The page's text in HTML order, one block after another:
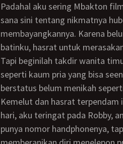
Padahal aku sering Mbakton film bokep, baca cerita-cerita dewasa dan dengar dari
sana sini tentang nikmatnya
membayangkannya. Karena
batinku, hasrat untuk
Tapi beginilah takdir wanita timur. Sekalipun ada hasrat yang terpendam, aku tak bisa
seperti kaum pria yang bisa
berstatus belum menikah
Kemelut dan hasrat terpendam ini berlangsung berbulan-bulan. Sampai pada suatu
hari, aku teringat pada Robby,
punya nomor handphonenya,